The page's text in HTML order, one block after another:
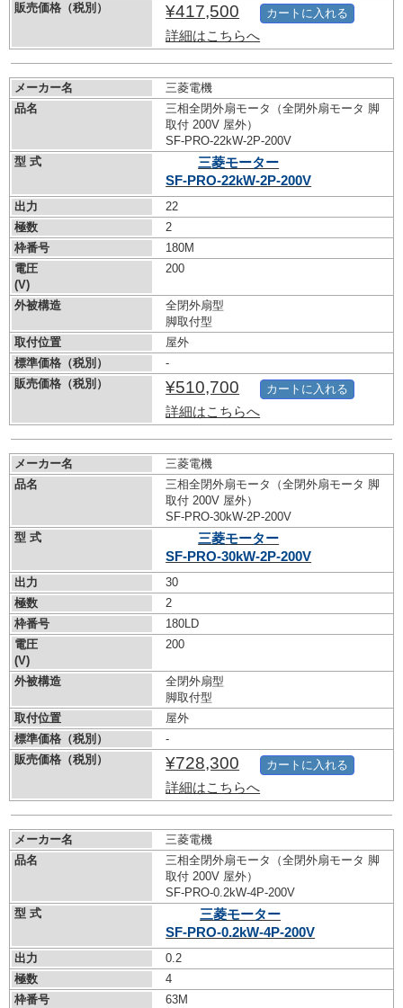
販売価格（税別）
¥417,500
詳細はこちらへ
カートに入れる
メーカー名
三菱電機
品名
三相全閉外扇モータ（全閉外扇モータ 脚
取付 200V 屋外）
SF-PRO-22kW-2P-200V
型 式
三菱モーター
SF-PRO-22kW-2P-200V
出力
22
極数
2
枠番号
180M
電圧
(V)
200
外被構造
全閉外扇型
脚取付型
取付位置
屋外
標準価格（税別）
-
販売価格（税別）
¥510,700
詳細はこちらへ
カートに入れる
メーカー名
三菱電機
品名
三相全閉外扇モータ（全閉外扇モータ 脚
取付 200V 屋外）
SF-PRO-30kW-2P-200V
型 式
三菱モーター
SF-PRO-30kW-2P-200V
出力
30
極数
2
枠番号
180LD
電圧
(V)
200
外被構造
全閉外扇型
脚取付型
取付位置
屋外
標準価格（税別）
-
販売価格（税別）
¥728,300
詳細はこちらへ
カートに入れる
メーカー名
三菱電機
品名
三相全閉外扇モータ（全閉外扇モータ 脚
取付 200V 屋外）
SF-PRO-0.2kW-4P-200V
型 式
三菱モーター
SF-PRO-0.2kW-4P-200V
出力
0.2
極数
4
枠番号
63M